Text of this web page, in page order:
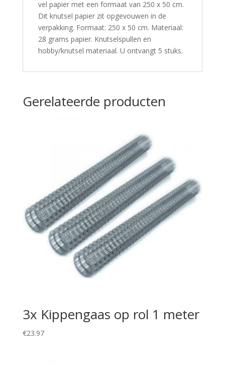
vel papier met een formaat van 250 x 50 cm.
Dit knutsel papier zit opgevouwen in de
verpakking. Formaat: 250 x 50 cm. Materiaal:
28 grams papier. Knutselspullen en
hobby/knutsel materiaal. U ontvangt 5 stuks.
Gerelateerde producten
3x Kippengaas op rol 1 meter
€23.97